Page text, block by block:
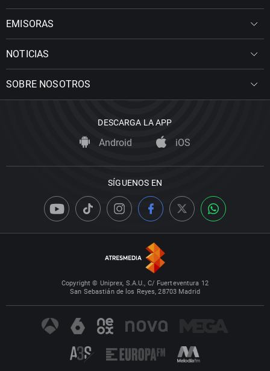
EMISORAS
NOTICIAS
SOBRE NOSOTROS
DESCARGA LA APP
Android iOS
SÍGUENOS EN
Copyright © Uniprex, S.A.U., C/ Fuerteventura 12
San Sebastián de los Reyes, 28703 Madrid